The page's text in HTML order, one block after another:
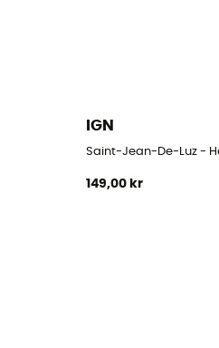
IGN
Saint-Jean-De-Luz -
149,00 kr